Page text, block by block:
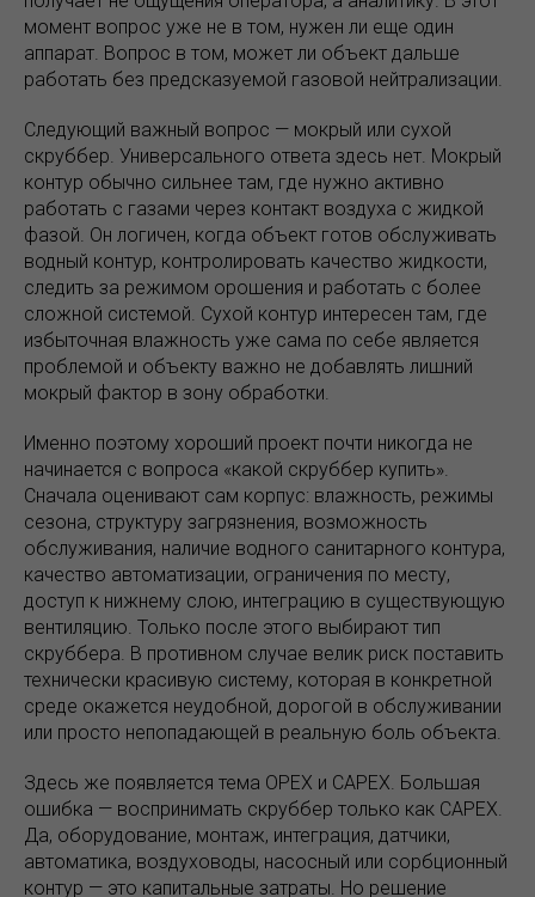
момент вопрос уже не в том, нужен ли еще один
аппарат. Вопрос в том, может ли объект дальше
работать без предсказуемой газовой нейтрализации.
Следующий важный вопрос — мокрый или сухой
скруббер. Универсального ответа здесь нет. Мокрый
контур обычно сильнее там, где нужно активно
работать с газами через контакт воздуха с жидкой
фазой. Он логичен, когда объект готов обслуживать
водный контур, контролировать качество жидкости,
следить за режимом орошения и работать с более
сложной системой. Сухой контур интересен там, где
избыточная влажность уже сама по себе является
проблемой и объекту важно не добавлять лишний
мокрый фактор в зону обработки.
Именно поэтому хороший проект почти никогда не
начинается с вопроса «какой скруббер купить».
Сначала оценивают сам корпус: влажность, режимы
сезона, структуру загрязнения, возможность
обслуживания, наличие водного санитарного контура,
качество автоматизации, ограничения по месту,
доступ к нижнему слою, интеграцию в существующую
вентиляцию. Только после этого выбирают тип
скруббера. В противном случае велик риск поставить
технически красивую систему, которая в конкретной
среде окажется неудобной, дорогой в обслуживании
или просто непопадающей в реальную боль объекта.
Здесь же появляется тема OPEX и CAPEX. Большая
ошибка — воспринимать скруббер только как CAPEX.
Да, оборудование, монтаж, интеграция, датчики,
автоматика, воздуховоды, насосный или сорбционный
контур — это капитальные затраты. Но решение